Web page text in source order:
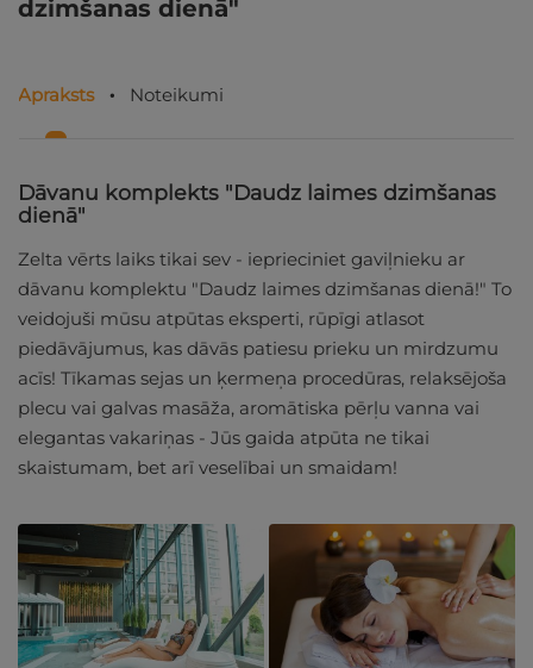
dzimšanas dienā"
Apraksts Noteikumi
Dāvanu komplekts "Daudz laimes dzimšanas
dienā"
Zelta vērts laiks tikai sev - ieprieciniet gaviļnieku ar
dāvanu komplektu "Daudz laimes dzimšanas dienā!" To
veidojuši mūsu atpūtas eksperti, rūpīgi atlasot
piedāvājumus, kas dāvās patiesu prieku un mirdzumu
acīs! Tīkamas sejas un ķermeņa procedūras, relaksējoša
plecu vai galvas masāža, aromātiska pērļu vanna vai
elegantas vakariņas - Jūs gaida atpūta ne tikai
skaistumam, bet arī veselībai un smaidam!